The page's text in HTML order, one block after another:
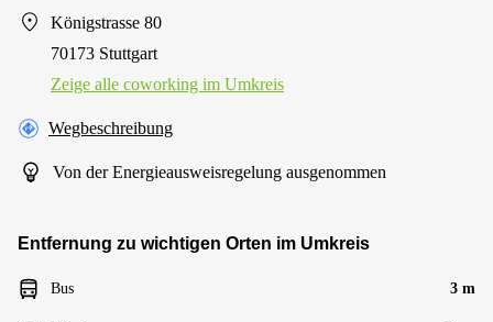
Königstrasse 80
70173 Stuttgart
Zeige alle сoworking im Umkreis
Wegbeschreibung
Von der Energieausweisregelung ausgenommen
Entfernung zu wichtigen Orten im Umkreis
Bus 3 m